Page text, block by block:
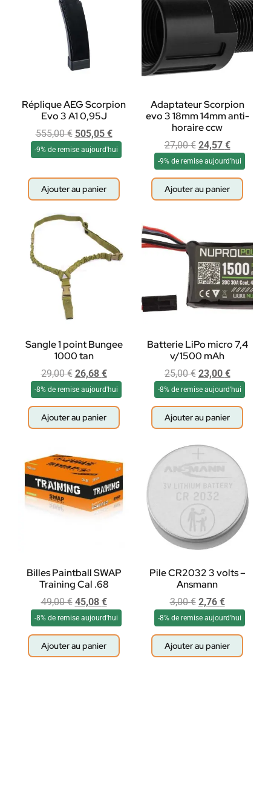
Réplique AEG Scorpion
Evo 3 A1 0,95J
555,00€ 505,05 €
-9% de remise aujourd'hui
Ajouter au panier
Adaptateur Scorpion
evo 3 18mm 14mm anti-
horaire ccw
27,00€ 24,57 €
-9% de remise aujourd'hui
Ajouter au panier
Sangle 1 point Bungee
1000 tan
29,00€ 26,68 €
-8% de remise aujourd'hui
Ajouter au panier
Batterie LiPo micro 7,4
v/1500 mAh
25,00€ 23,00 €
-8% de remise aujourd'hui
Ajouter au panier
Billes Paintball SWAP
Training Cal .68
49,00€ 45,08 €
-8% de remise aujourd'hui
Ajouter au panier
Pile CR2032 3 volts –
Ansmann
3,00€ 2,76 €
-8% de remise aujourd'hui
Ajouter au panier